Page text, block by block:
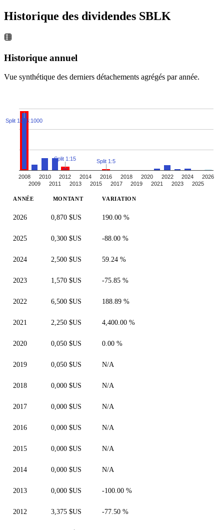
Historique des dividendes SBLK
Historique annuel
Vue synthétique des derniers détachements agrégés par année.
2008
2009
2010
2011
2012
2013
2014
2015
2016
2017
2018
2019
2020
2021
2022
2023
2024
2025
2026
Split 1026:1000
Split 1:15 Split 1:5
ANNÉE MONTANT VARIATION
2026 0,870 $US 190.00 %
2025 0,300 $US -88.00 %
2024 2,500 $US 59.24 %
2023 1,570 $US -75.85 %
2022 6,500 $US 188.89 %
2021 2,250 $US 4,400.00 %
2020 0,050 $US 0.00 %
2019 0,050 $US N/A
2018 0,000 $US N/A
2017 0,000 $US N/A
2016 0,000 $US N/A
2015 0,000 $US N/A
2014 0,000 $US N/A
2013 0,000 $US -100.00 %
2012 3,375 $US -77.50 %